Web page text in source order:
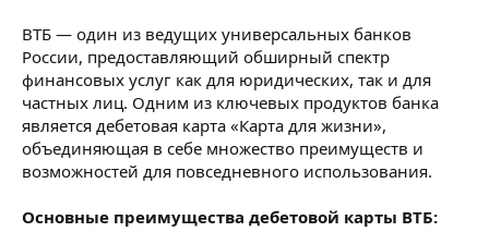
ВТБ — один из ведущих универсальных банков
России, предоставляющий обширный спектр
финансовых услуг как для юридических, так и для
частных лиц. Одним из ключевых продуктов банка
является дебетовая карта «Карта для жизни»,
объединяющая в себе множество преимуществ и
возможностей для повседневного использования.
Основные преимущества дебетовой карты ВТБ: